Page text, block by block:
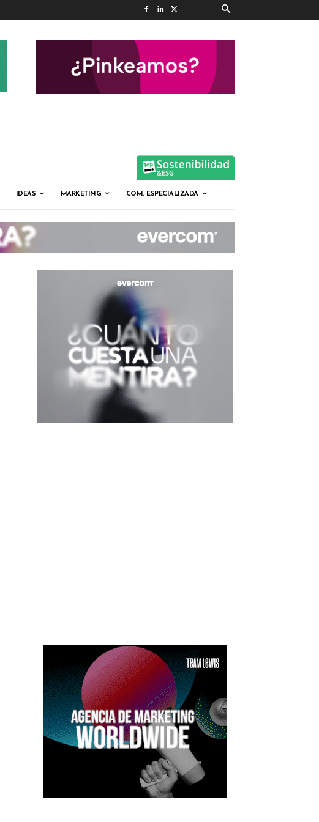
IDEAS MARKETING COM. ESPECIALIZADA